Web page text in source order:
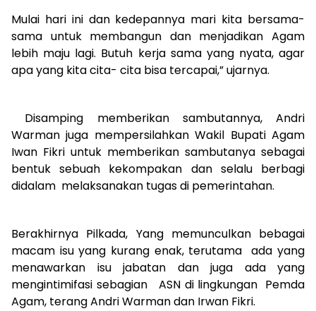
Mulai hari ini dan kedepannya mari kita bersama-
sama untuk membangun dan menjadikan Agam
lebih maju lagi. Butuh kerja sama yang nyata, agar
apa yang kita cita- cita bisa tercapai,” ujarnya.
Disamping memberikan sambutannya, Andri
Warman juga mempersilahkan Wakil Bupati Agam
Iwan Fikri untuk memberikan sambutanya sebagai
bentuk sebuah kekompakan dan selalu berbagi
didalam melaksanakan tugas di pemerintahan.
Berakhirnya Pilkada, Yang memunculkan bebagai
macam isu yang kurang enak, terutama ada yang
menawarkan isu jabatan dan juga ada yang
mengintimifasi sebagian ASN di lingkungan Pemda
Agam, terang Andri Warman dan Irwan Fikri.